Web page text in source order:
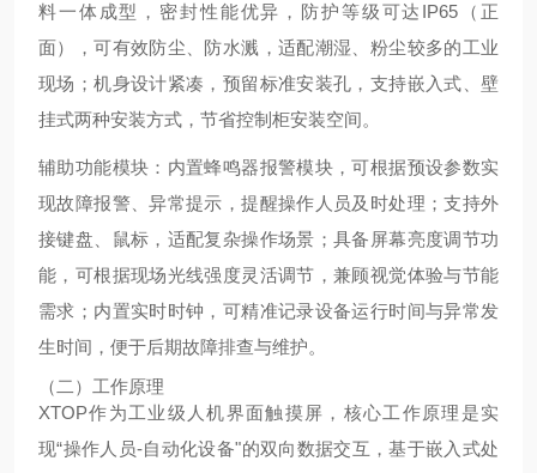
料一体成型，密封性能优异，防护等级可达IP65（正
面），可有效防尘、防水溅，适配潮湿、粉尘较多的工业
现场；机身设计紧凑，预留标准安装孔，支持嵌入式、壁
挂式两种安装方式，节省控制柜安装空间。
辅助功能模块：内置蜂鸣器报警模块，可根据预设参数实
现故障报警、异常提示，提醒操作人员及时处理；支持外
接键盘、鼠标，适配复杂操作场景；具备屏幕亮度调节功
能，可根据现场光线强度灵活调节，兼顾视觉体验与节能
需求；内置实时时钟，可精准记录设备运行时间与异常发
生时间，便于后期故障排查与维护。
（二）工作原理
XTOP作为工业级人机界面触摸屏，核心工作原理是实
现“操作人员-自动化设备"的双向数据交互，基于嵌入式处